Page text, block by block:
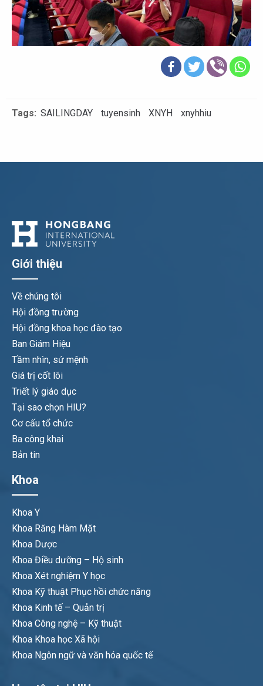
Tags: SAILINGDAY tuyensinh XNYH xnyhhiu
Giới thiệu
Về chúng tôi
Hội đồng trường
Hội đồng khoa học đào tạo
Ban Giám Hiệu
Tầm nhìn, sứ mệnh
Giá trị cốt lõi
Triết lý giáo dục
Tại sao chọn HIU?
Cơ cấu tổ chức
Ba công khai
Bản tin
Khoa
Khoa Y
Khoa Răng Hàm Mặt
Khoa Dược
Khoa Điều dưỡng – Hộ sinh
Khoa Xét nghiệm Y học
Khoa Kỹ thuật Phục hồi chức năng
Khoa Kinh tế – Quản trị
Khoa Công nghệ – Kỹ thuật
Khoa Khoa học Xã hội
Khoa Ngôn ngữ và văn hóa quốc tế